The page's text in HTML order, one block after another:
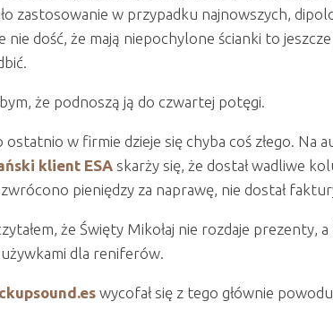
zastosowanie w przypadku najnowszych,
nie dość, że mają niepochylone ścianki to
że podnoszą ją do czwartej potęgi.
w firmie dzieje się chyba coś złego. Na
klient ESA skarży się, że dostał wadliwe
pieniędzy za naprawę, nie dostał
że Święty Mikołaj nie rozdaje prezenty,
dla reniferów.
wycofał się z tego głównie